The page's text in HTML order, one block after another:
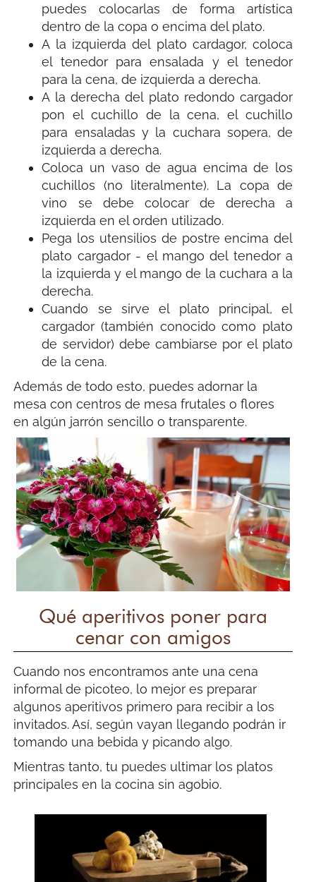
puedes colocarlas de forma artística
dentro de la copa o encima del plato.
A la izquierda del plato cardagor, coloca
el tenedor para ensalada y el tenedor
para la cena, de izquierda a derecha.
A la derecha del plato redondo cargador
pon el cuchillo de la cena, el cuchillo
para ensaladas y la cuchara sopera, de
izquierda a derecha.
Coloca un vaso de agua encima de los
cuchillos (no literalmente). La copa de
vino se debe colocar de derecha a
izquierda en el orden utilizado.
Pega los utensilios de postre encima del
plato cargador - el mango del tenedor a
la izquierda y el mango de la cuchara a la
derecha.
Cuando se sirve el plato principal, el
cargador (también conocido como plato
de servidor) debe cambiarse por el plato
de la cena.
Además de todo esto, puedes adornar la
mesa con centros de mesa frutales o flores
en algún jarrón sencillo o transparente.
Qué aperitivos poner para
cenar con amigos
Cuando nos encontramos ante una cena
informal de picoteo, lo mejor es preparar
algunos aperitivos primero para recibir a los
invitados. Así, según vayan llegando podrán ir
tomando una bebida y picando algo.
Mientras tanto, tu puedes ultimar los platos
principales en la cocina sin agobio.